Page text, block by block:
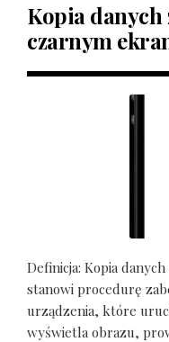
Kopia danych
czarnym
Definicja: Kopia
stanowi procedurę
urządzenia, które
wyświetla obrazu,